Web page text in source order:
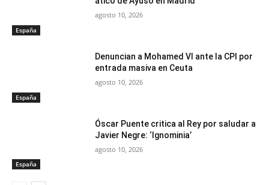
España
agosto 10, 2026
España
Denuncian a Mohamed VI ante la CPI por
entrada masiva en Ceuta
agosto 10, 2026
España
Óscar Puente critica al Rey por saludar a
Javier Negre: ‘Ignominia’
agosto 10, 2026